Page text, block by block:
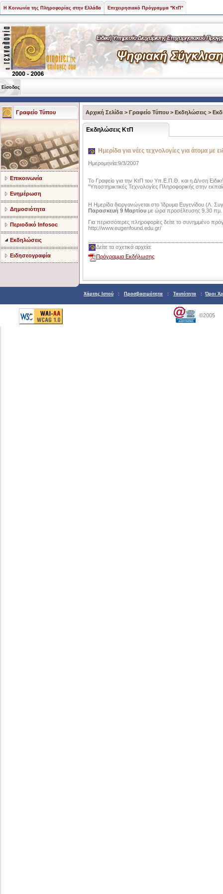
Η Κοινωνία της Πληροφορίας στην Ελλάδα Επιχειρησιακό Πρόγραμμα "ΚτΠ"
Είσοδος
Γραφείο Τύπου
Επικοινωνία
Ενημέρωση
Δημοσιότητα
Περιοδικό Infosoc
Εκδηλώσεις
Ειδησεογραφία
Αρχική Σελίδα > Γραφείο Τύπου > Εκδηλώσεις >
Εκδηλώσεις ΚτΠ
Ημερίδα για νέες τεχνολογίες για άτομα με
Ημερομηνία:9/3/2007
Το Γραφείο για την ΚτΠ του Υπ.Ε.Π.Θ. και η Δ/νση
"Υποστηρικτικές Τεχνολογίες Πληροφορικής στην
Η Ημερίδα διοργανώνεται στο Ίδρυμα Ευγενίδου (Λ.
Παρασκευή 9 Μαρτίου με ώρα προσέλευσης 9.30 πμ.
Για περισσότερες πληροφορίες δείτε το συνημμένο
http://www.eugenfound.edu.gr/
Δείτε τα σχετικά αρχεία:
Πρόγραμμα Εκδήλωσης
Χάρτης Ιστού : Προσβασιμότητα : Ταυτότητα : Όροι
©2005